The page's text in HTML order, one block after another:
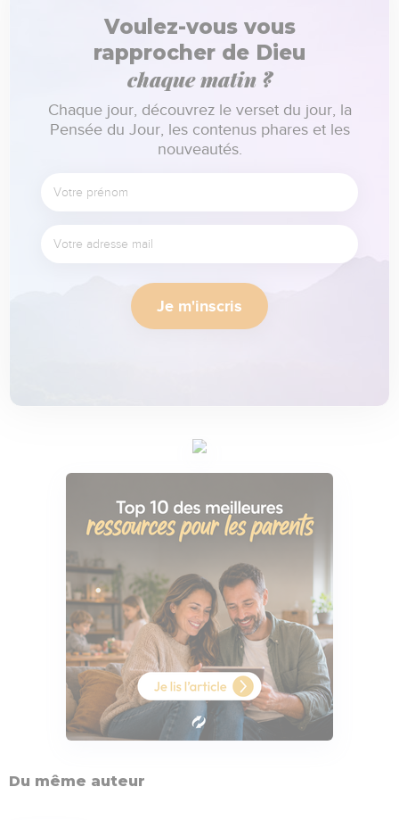
Voulez-vous vous
rapprocher de Dieu
chaque matin ?
Chaque jour, découvrez le verset du jour, la
Pensée du Jour, les contenus phares et les
nouveautés.
Je m'inscris
Du même auteur